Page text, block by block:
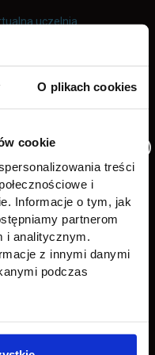
O plikach cookies
cookie
treści
i
Informacje o tym, jak
partnerom
i analitycznym.
z innymi danymi
podczas
uczelnia
Zarządzania i Logistyki
Inżynieryjny
link otwiera się w nowej